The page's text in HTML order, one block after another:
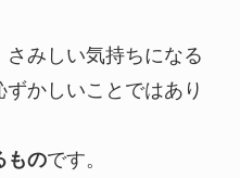
みしい気持ちになる
かしいことではあり
ものです。